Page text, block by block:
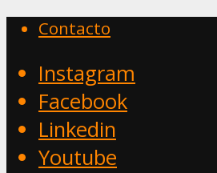
Contacto
Instagram
Facebook
Linkedin
Youtube